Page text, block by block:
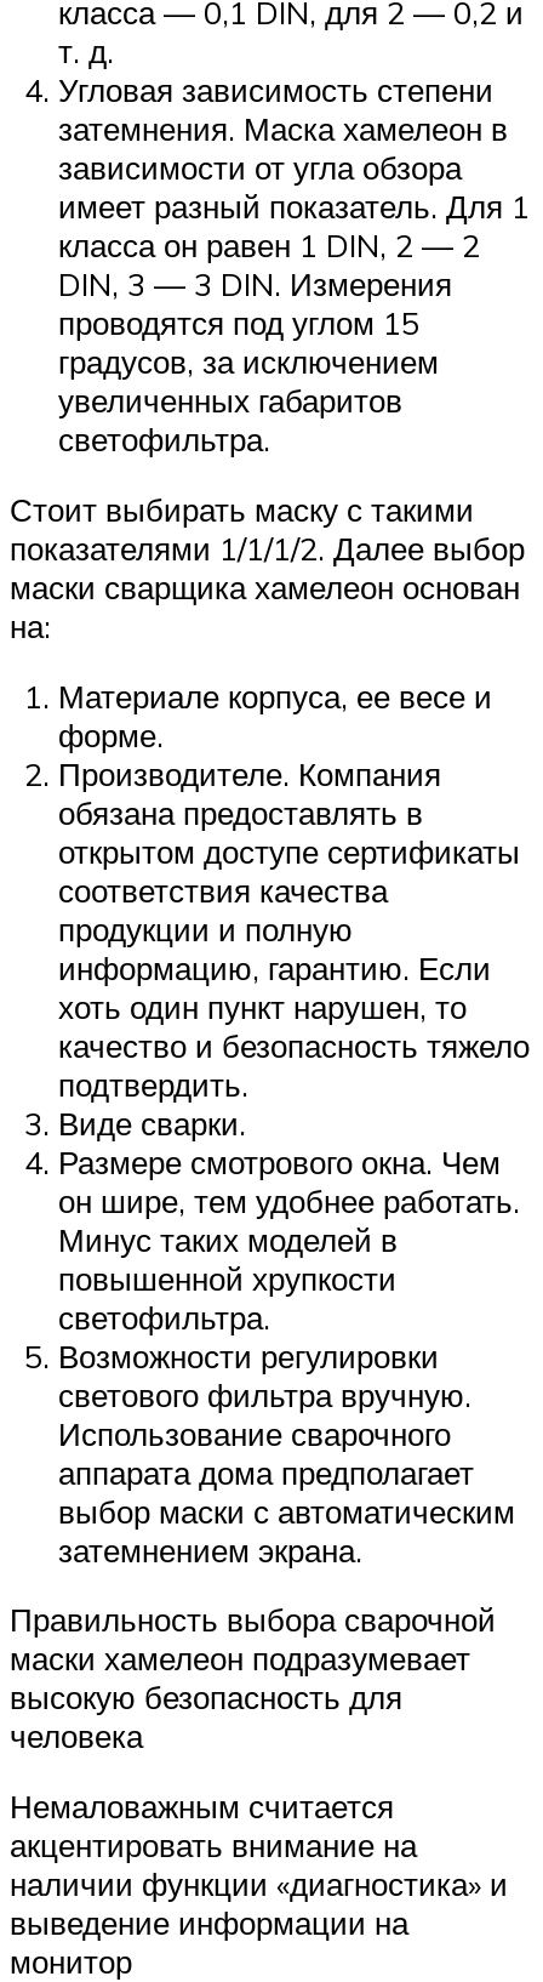
класса — 0,1 DIN, для 2 — 0,2 и
т. д.
Угловая зависимость степени
затемнения. Маска хамелеон в
зависимости от угла обзора
имеет разный показатель. Для 1
класса он равен 1 DIN, 2 — 2
DIN, 3 — 3 DIN. Измерения
проводятся под углом 15
градусов, за исключением
увеличенных габаритов
светофильтра.
Стоит выбирать маску с такими
показателями 1/1/1/2. Далее выбор
маски сварщика хамелеон основан
на:
Материале корпуса, ее весе и
форме.
Производителе. Компания
обязана предоставлять в
открытом доступе сертификаты
соответствия качества
продукции и полную
информацию, гарантию. Если
хоть один пункт нарушен, то
качество и безопасность тяжело
подтвердить.
Виде сварки.
Размере смотрового окна. Чем
он шире, тем удобнее работать.
Минус таких моделей в
повышенной хрупкости
светофильтра.
Возможности регулировки
светового фильтра вручную.
Использование сварочного
аппарата дома предполагает
выбор маски с автоматическим
затемнением экрана.
Правильность выбора сварочной
маски хамелеон подразумевает
высокую безопасность для
человека
Немаловажным считается
акцентировать внимание на
наличии функции «диагностика» и
выведение информации на
монитор